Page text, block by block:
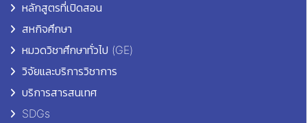
หลักสูตรที่เปิดสอน
สหกิจศึกษา
หมวดวิชาศึกษาทั่วไป (GE)
วิจัยและบริการวิชาการ
บริการสารสนเทศ
SDGs